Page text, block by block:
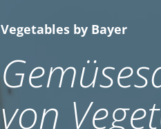
Vegetables by Bayer
von